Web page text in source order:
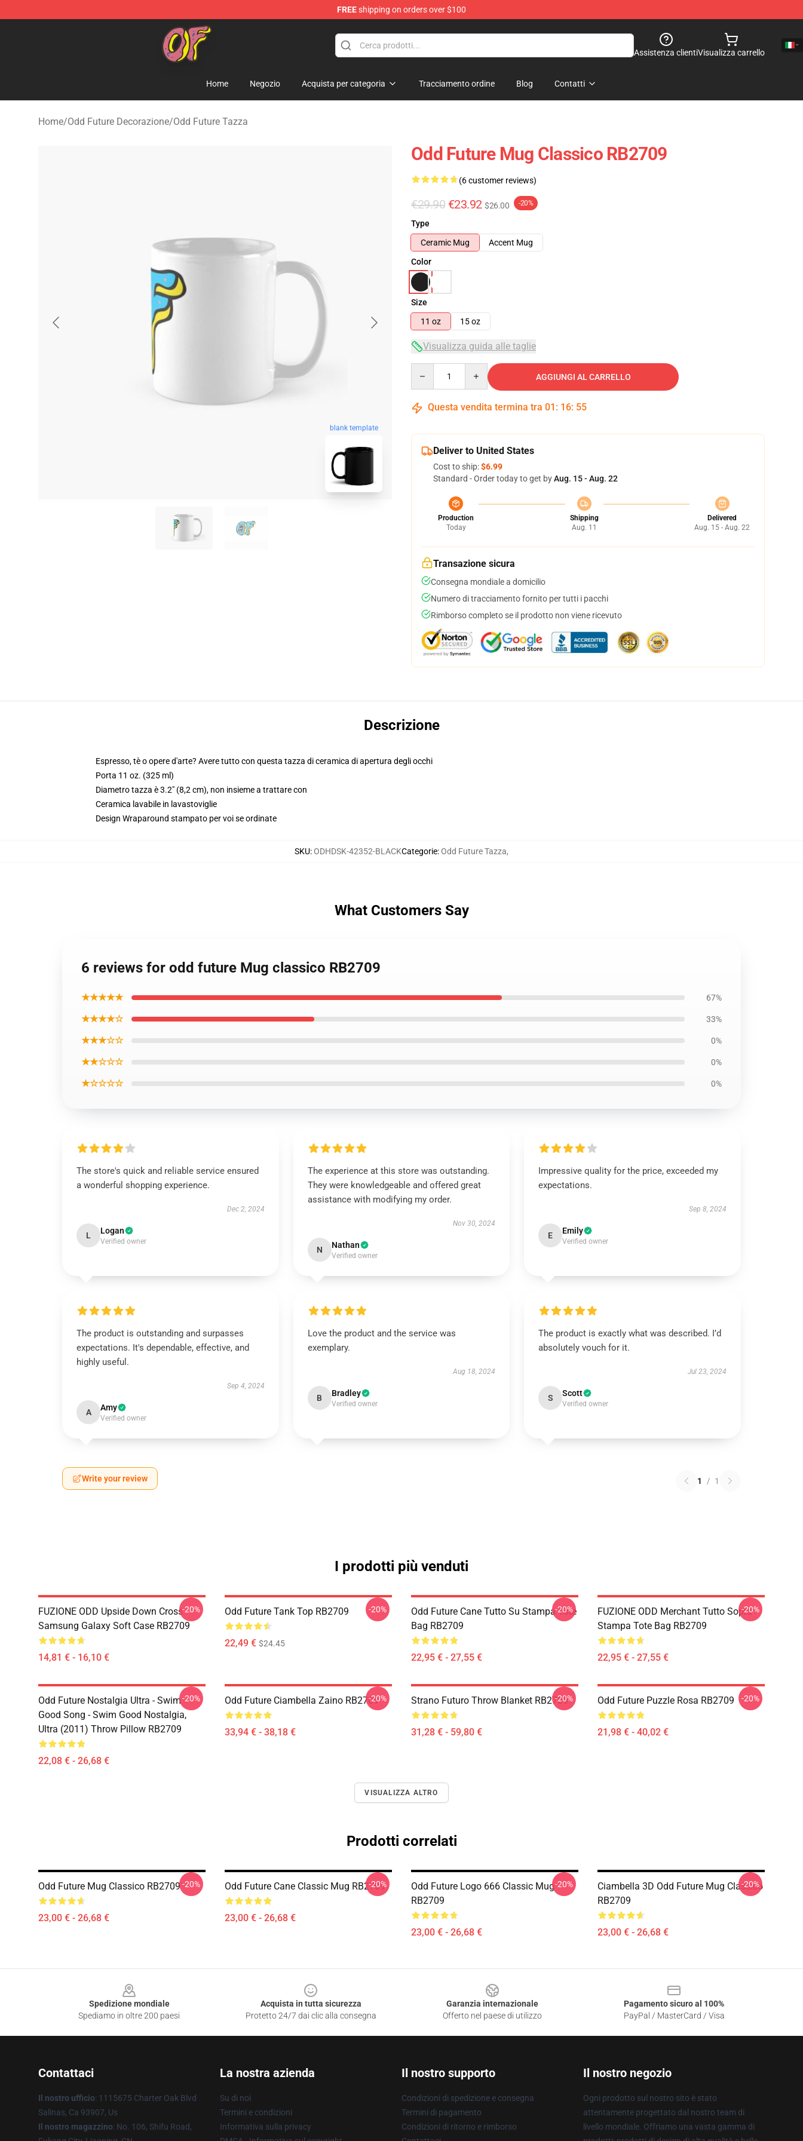
FREEshipping on orders over $100
Odd Future Shop - Official Odd Future Merchandise Store
Assistenza clientiVisualizza carrello
Home Negozio Acquista per categoria Tracciamento ordine Blog Contatti
Home/Odd Future Decorazione/Odd Future Tazza
blank template
Odd Future Mug Classico RB2709
(6 customer reviews)
€29.90 €23.92 $26.00 -20%
Type
Ceramic Mug
Accent Mug
Color
Size
11 oz
15 oz
Visualizza guida alle taglie
AGGIUNGI AL CARRELLO
Questa vendita termina tra 01 : 16: 54
Deliver to United States
Cost to ship:$6.99
Standard - Order today to get byAug. 15 - Aug. 22
Production
Today
Shipping
Aug. 11
Delivered
Aug. 15 - Aug. 22
Transazione sicura
Consegna mondiale a domicilio
Numero di tracciamento fornito per tutti i pacchi
Rimborso completo se il prodotto non viene ricevuto
Descrizione
Espresso, tè o opere d'arte? Avere tutto con questa tazza di ceramica di apertura degli occhi
Porta 11 oz. (325 ml)
Diametro tazza è 3.2" (8,2 cm), non insieme a trattare con
Ceramica lavabile in lavastoviglie
Design Wraparound stampato per voi se ordinate
SKU:ODHDSK-42352-BLACKCategorie:Odd Future Tazza,
What Customers Say
6 reviews for odd future Mug classico RB2709
★★★★★ 67%
★★★★☆ 33%
★★★☆☆ 0%
★★☆☆☆ 0%
★☆☆☆☆ 0%
The store's quick and reliable service ensured
a wonderful shopping experience.
Dec 2, 2024
L Logan
Verified owner
The experience at this store was outstanding.
They were knowledgeable and offered great
assistance with modifying my order.
Nov 30, 2024
N Nathan
Verified owner
Impressive quality for the price, exceeded my
expectations.
Sep 8, 2024
E Emily
Verified owner
The product is outstanding and surpasses
expectations. It's dependable, effective, and
highly useful.
Sep 4, 2024
A Amy
Verified owner
Love the product and the service was
exemplary.
Aug 18, 2024
B Bradley
Verified owner
The product is exactly what was described. I’d
absolutely vouch for it.
Jul 23, 2024
S Scott
Verified owner
Write your review 1 / 1
I prodotti più venduti
FUZIONE ODD Upside Down Cross
Samsung Galaxy Soft Case RB2709
14,81 € - 16,10 €
-20% Odd Future Tank Top RB2709
22,49 € $24.45
-20%
Odd Future Cane Tutto Su Stampa Tote
Bag RB2709
22,95 € - 27,55 €
-20%
FUZIONE ODD Merchant Tutto Sopra
Stampa Tote Bag RB2709
22,95 € - 27,55 €
-20%
Odd Future Nostalgia Ultra - Swim
Good Song - Swim Good Nostalgia,
Ultra (2011) Throw Pillow RB2709
22,08 € - 26,68 €
-20% Odd Future Ciambella Zaino RB2709
33,94 € - 38,18 €
-20% Strano Futuro Throw Blanket RB2709
31,28 € - 59,80 €
-20% Odd Future Puzzle Rosa RB2709
21,98 € - 40,02 €
-20%
VISUALIZZA ALTRO
Prodotti correlati
Odd Future Mug Classico RB2709
23,00 € - 26,68 €
-20% Odd Future Cane Classic Mug RB2709
23,00 € - 26,68 €
-20%
Odd Future Logo 666 Classic Mug
RB2709
23,00 € - 26,68 €
-20%
Ciambella 3D Odd Future Mug Classico
RB2709
23,00 € - 26,68 €
-20%
Spedizione mondiale
Spediamo in oltre 200 paesi
Acquista in tutta sicurezza
Protetto 24/7 dai clic alla consegna
Garanzia internazionale
Offerto nel paese di utilizzo
Pagamento sicuro al 100%
PayPal / MasterCard / Visa
Contattaci
Il nostro ufficio: 1115675 Charter Oak Blvd
Salinas, Ca 93907, Us
Il nostro magazzino: No. 106, Shifu Road,
La nostra azienda
Su di noi
Termini e condizioni
Informativa sulla privacy
Il nostro supporto
Condizioni di spedizione e consegna
Termini di pagamento
Condizioni di ritorno e rimborso
Il nostro negozio
Ogni prodotto sul nostro sito è stato
attentamente progettato dal nostro team di
livello mondiale. Offriamo una vasta gamma di